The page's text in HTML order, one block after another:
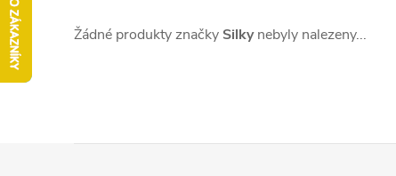
Žádné produkty značky Silkynebyly nalezeny...